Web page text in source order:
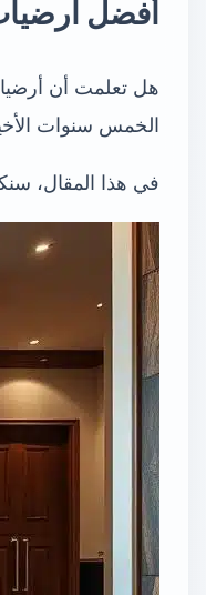
أفضل
الخمس سنوات
في هذا المقال،